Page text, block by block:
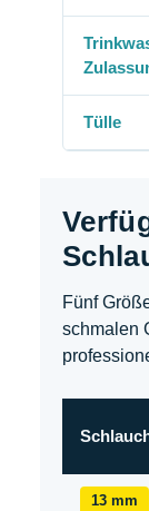
Tülle
Fünf
schmalen
13 mm